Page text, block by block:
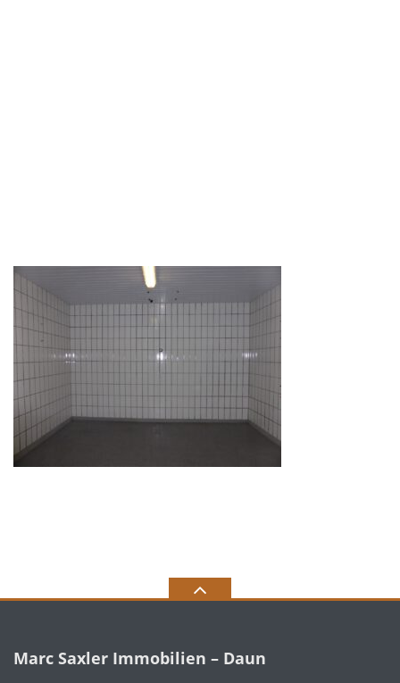
Marc Saxler Immobilien – Daun